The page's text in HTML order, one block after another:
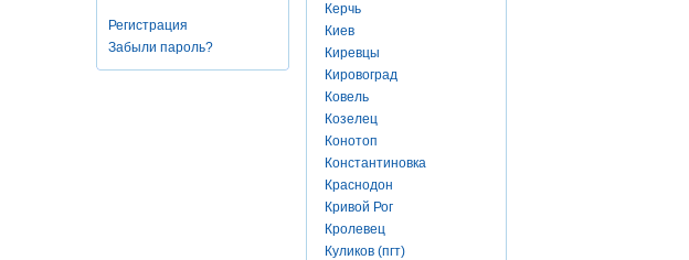
Регистрация
Забыли пароль?
Керчь
Киев
Киревцы
Кировоград
Ковель
Козелец
Конотоп
Константиновка
Краснодон
Кривой Рог
Кролевец
Куликов (пгт)